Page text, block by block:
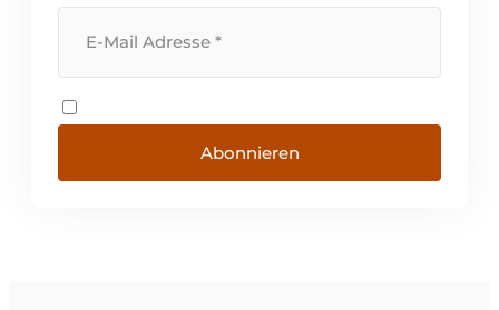
Abonnieren